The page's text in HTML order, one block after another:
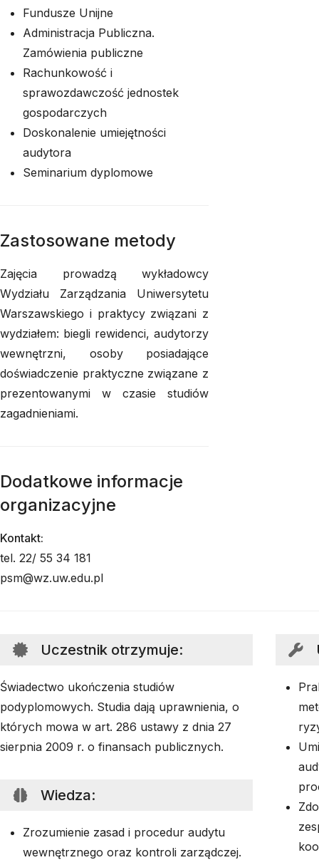
Fundusze Unijne
Administracja Publiczna.
Zamówienia publiczne
Rachunkowość i
sprawozdawczość jednostek
gospodarczych
Doskonalenie umiejętności
audytora
Seminarium dyplomowe
Zastosowane metody
Zajęcia prowadzą wykładowcy
Wydziału Zarządzania Uniwersytetu
Warszawskiego i praktycy związani z
wydziałem: biegli rewidenci, audytorzy
wewnętrzni, osoby posiadające
doświadczenie praktyczne związane z
prezentowanymi w czasie studiów
zagadnieniami.
Dodatkowe informacje
organizacyjne
Kontakt:
tel. 22/ 55 34 181
psm@wz.uw.edu.pl
Uczestnik otrzymuje:
Świadectwo ukończenia studiów
podyplomowych. Studia dają uprawnienia, o
których mowa w art. 286 ustawy z dnia 27
sierpnia 2009 r. o finansach publicznych.
Wiedza:
Zrozumienie zasad i procedur audytu
wewnętrznego oraz kontroli zarządczej.